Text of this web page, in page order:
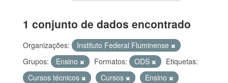
1 conjunto de dados encontrado
Organizações:
Instituto Federal Fluminense
Grupos:
Ensino Formatos: ODS
Etiquetas:
Cursos técnicos
Cursos
Ensino